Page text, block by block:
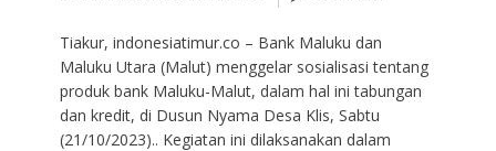
Tiakur, indonesiatimur.co – Bank Maluku dan
Maluku Utara (Malut) menggelar sosialisasi tentang
produk bank Maluku-Malut, dalam hal ini tabungan
dan kredit, di Dusun Nyama Desa Klis, Sabtu
(21/10/2023).. Kegiatan ini dilaksanakan dalam